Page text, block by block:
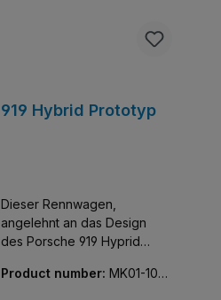
919 Hybrid Prototyp
Dieser Rennwagen,
angelehnt an das Design
des Porsche 919 Hyprid
ganzen Reihe von
Product number:MK01-100